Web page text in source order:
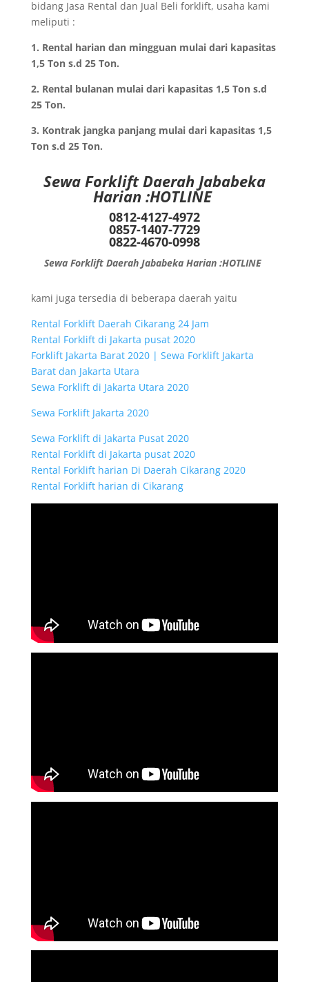
bidang Jasa Rental dan Jual Beli forklift, usaha kami
meliputi :
1. Rental harian dan mingguan mulai dari kapasitas
1,5 Ton s.d 25 Ton.
2. Rental bulanan mulai dari kapasitas 1,5 Ton s.d
25 Ton.
3. Kontrak jangka panjang mulai dari kapasitas 1,5
Ton s.d 25 Ton.
Sewa Forklift Daerah Jababeka
Harian :HOTLINE
0812-4127-4972
0857-1407-7729
0822-4670-0998
Sewa Forklift Daerah Jababeka Harian :HOTLINE
kami juga tersedia di beberapa daerah yaitu
Rental Forklift Daerah Cikarang 24 Jam
Rental Forklift di Jakarta pusat 2020
Forklift Jakarta Barat 2020 | Sewa Forklift Jakarta
Barat dan Jakarta Utara
Sewa Forklift di Jakarta Utara 2020
Sewa Forklift Jakarta 2020
Sewa Forklift di Jakarta Pusat 2020
Rental Forklift di Jakarta pusat 2020
Rental Forklift harian Di Daerah Cikarang 2020
Rental Forklift harian di Cikarang